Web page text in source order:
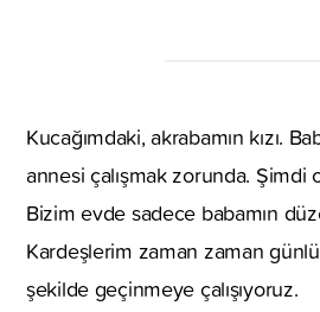
Kucağımdaki, akrabamın kızı.
annesi çalışmak zorunda. Şimdi
Bizim evde sadece babamın
Kardeşlerim zaman zaman
şekilde geçinmeye çalışıyoruz.